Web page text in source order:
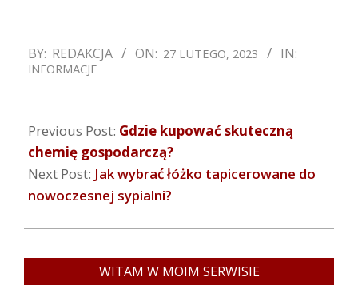
02-
27
BY: REDAKCJA ON: 27 LUTEGO, 2023 IN:
INFORMACJE
Previous Post: Gdzie kupować skuteczną
chemię gospodarczą?
Next Post: Jak wybrać łóżko tapicerowane do
nowoczesnej sypialni?
WITAM W MOIM SERWISIE